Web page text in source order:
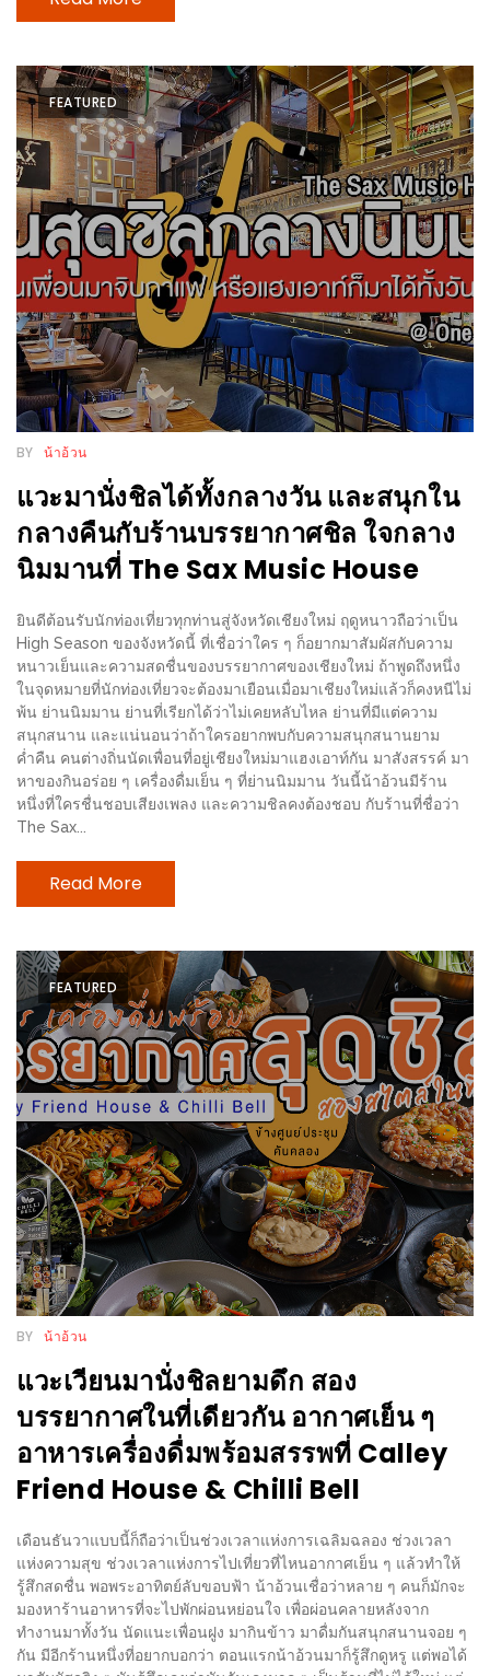
FESTIVAL
10
ร้าน
พ่อ
ค้า
แซ่บ
แม่ค้า
สวย
ร้าน
รวย
เสน่ห์
ของ
เชียงใหม่
ต้อง
ไป
ลอง
ร้าน
อร่อย
ที่
ต้อง
มา
ลอง
ถนน
เดิน
วัน
ท่าแพ
เชียงใหม่
CART
CHECKOUT
DRAFT
–
บาร์บีคิว
สาว
เหนือ
กับ
บ้านนา
เมนู
เด็ด
จาก
FARM
ที่
เอาชนะ
ใจ
กรรมการ
FEATURED
BY น้าอ้วน
แวะมานั่งชิลได้ทั้งกลางวัน และสนุกใน
กลางคืนกับร้านบรรยากาศชิล ใจกลาง
นิมมานที่ The Sax Music House
ยินดีต้อนรับนักท่องเที่ยวทุกท่านสู่จังหวัดเชียงใหม่ ฤดูหนาวถือว่าเป็น
High Season ของจังหวัดนี้ ที่เชื่อว่าใคร ๆ ก็อยากมาสัมผัสกับความ
หนาวเย็นและความสดชื่นของบรรยากาศของเชียงใหม่ ถ้าพูดถึงหนึ่ง
ในจุดหมายที่นักท่องเที่ยวจะต้องมาเยือนเมื่อมาเชียงใหม่แล้วก็คงหนีไม่
พ้น ย่านนิมมาน ย่านที่เรียกได้ว่าไม่เคยหลับไหล ย่านที่มีแต่ความ
สนุกสนาน และแน่นอนว่าถ้าใครอยากพบกับความสนุกสนานยาม
ค่ำคืน คนต่างถิ่นนัดเพื่อนที่อยู่เชียงใหม่มาแฮงเอาท์กัน มาสังสรรค์ มา
หาของกินอร่อย ๆ เครื่องดื่มเย็น ๆ ที่ย่านนิมมาน วันนี้น้าอ้วนมีร้าน
หนึ่งที่ใครชื่นชอบเสียงเพลง และความชิลคงต้องชอบ กับร้านที่ชื่อว่า
The Sax...
Read More
FEATURED
BY น้าอ้วน
แวะเวียนมานั่งชิลยามดึก สอง
บรรยากาศในที่เดียวกัน อากาศเย็น ๆ
อาหารเครื่องดื่มพร้อมสรรพที่ Calley
Friend House & Chilli Bell
เดือนธันวาแบบนี้ก็ถือว่าเป็นช่วงเวลาแห่งการเฉลิมฉลอง ช่วงเวลา
แห่งความสุข ช่วงเวลาแห่งการไปเที่ยวที่ไหนอากาศเย็น ๆ แล้วทำให้
รู้สึกสดชื่น พอพระอาทิตย์ลับขอบฟ้า น้าอ้วนเชื่อว่าหลาย ๆ คนก็มักจะ
มองหาร้านอาหารที่จะไปพักผ่อนหย่อนใจ เพื่อผ่อนคลายหลังจาก
ทำงานมาทั้งวัน นัดแนะเพื่อนฝูง มากินข้าว มาดื่มกันสนุกสนานจอย ๆ
กัน มีอีกร้านหนึ่งที่อยากบอกว่า ตอนแรกน้าอ้วนมาก็รู้สึกดูหรู แต่พอได้